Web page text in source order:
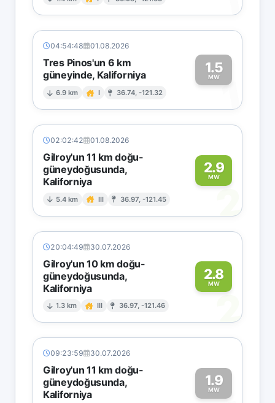
04:54:48 01.08.2026
Tres Pinos'un 6 km
güneyinde, Kaliforniya
6.9 km I 36.74, -121.32
1.5
MW1
02:02:42 01.08.2026
Gilroy'un 11 km doğu-
güneydoğusunda,
Kaliforniya
5.4 km III 36.97, -121.45
2.9
MW
2
20:04:49 30.07.2026
Gilroy'un 10 km doğu-
güneydoğusunda,
Kaliforniya
1.3 km III 36.97, -121.46
2.8
MW
2
09:23:59 30.07.2026
Gilroy'un 11 km doğu-
güneydoğusunda,
Kaliforniya
1.9
MW